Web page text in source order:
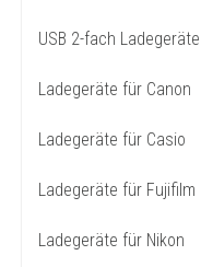
USB 2-fach Ladegeräte
Ladegeräte für Canon
Ladegeräte für Casio
Ladegeräte für Fujifilm
Ladegeräte für Nikon